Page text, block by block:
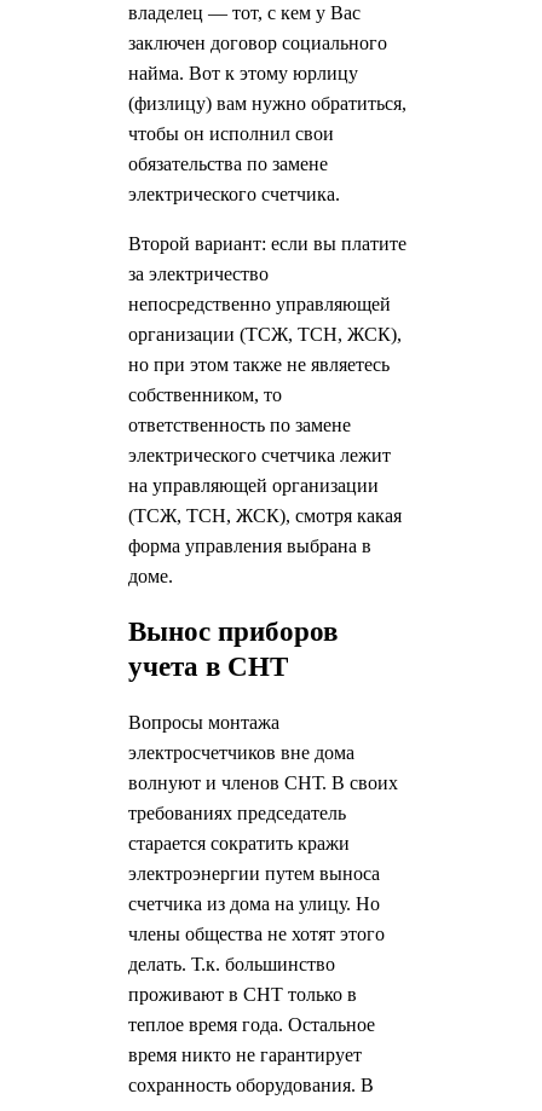
владелец — тот, с кем у Вас
заключен договор социального
найма. Вот к этому юрлицу
(физлицу) вам нужно обратиться,
чтобы он исполнил свои
обязательства по замене
электрического счетчика.
Второй вариант: если вы платите
за электричество
непосредственно управляющей
организации (ТСЖ, ТСН, ЖСК),
но при этом также не являетесь
собственником, то
ответственность по замене
электрического счетчика лежит
на управляющей организации
(ТСЖ, ТСН, ЖСК), смотря какая
форма управления выбрана в
доме.
Вынос приборов
учета в СНТ
Вопросы монтажа
электросчетчиков вне дома
волнуют и членов СНТ. В своих
требованиях председатель
старается сократить кражи
электроэнергии путем выноса
счетчика из дома на улицу. Но
члены общества не хотят этого
делать. Т.к. большинство
проживают в СНТ только в
теплое время года. Остальное
время никто не гарантирует
сохранность оборудования. В